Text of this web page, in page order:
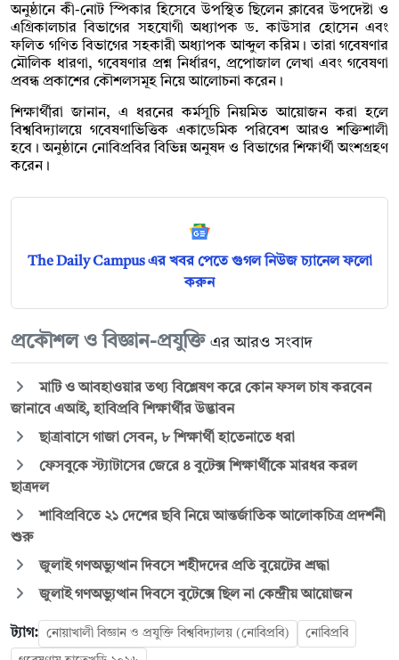
অনুষ্ঠানে কী-নোট স্পিকার হিসেবে উপস্থিত ছিলেন ক্লাবের উপদেষ্টা ও
এগ্রিকালচার বিভাগের সহযোগী অধ্যাপক ড. কাউসার হোসেন এবং
ফলিত গণিত বিভাগের সহকারী অধ্যাপক আব্দুল করিম। তারা গবেষণার
মৌলিক ধারণা, গবেষণার প্রশ্ন নির্ধারণ, প্রপোজাল লেখা এবং গবেষণা
প্রবন্ধ প্রকাশের কৌশলসমূহ নিয়ে আলোচনা করেন।
শিক্ষার্থীরা জানান, এ ধরনের কর্মসূচি নিয়মিত আয়োজন করা হলে
বিশ্ববিদ্যালয়ে গবেষণাভিত্তিক একাডেমিক পরিবেশ আরও শক্তিশালী
হবে। অনুষ্ঠানে নোবিপ্রবির বিভিন্ন অনুষদ ও বিভাগের শিক্ষার্থী অংশগ্রহণ
করেন।
The Daily Campus এর খবর পেতে গুগল নিউজ চ্যানেল ফলো
করুন
প্রকৌশল ও বিজ্ঞান-প্রযুক্তি এর আরও সংবাদ
মাটি ও আবহাওয়ার তথ্য বিশ্লেষণ করে কোন ফসল চাষ করবেন
জানাবে এআই, হাবিপ্রবি শিক্ষার্থীর উদ্ভাবন
ছাত্রাবাসে গাজা সেবন, ৮ শিক্ষার্থী হাতেনাতে ধরা
ফেসবুকে স্ট্যাটাসের জেরে ৪ বুটেক্স শিক্ষার্থীকে মারধর করল
ছাত্রদল
শাবিপ্রবিতে ২১ দেশের ছবি নিয়ে আন্তর্জাতিক আলোকচিত্র প্রদর্শনী
শুরু
জুলাই গণঅভ্যুত্থান দিবসে শহীদদের প্রতি বুয়েটের শ্রদ্ধা
জুলাই গণঅভ্যুত্থান দিবসে বুটেক্সে ছিল না কেন্দ্রীয় আয়োজন
ট্যাগ: নোয়াখালী বিজ্ঞান ও প্রযুক্তি বিশ্ববিদ্যালয় (নোবিপ্রবি) নোবিপ্রবি